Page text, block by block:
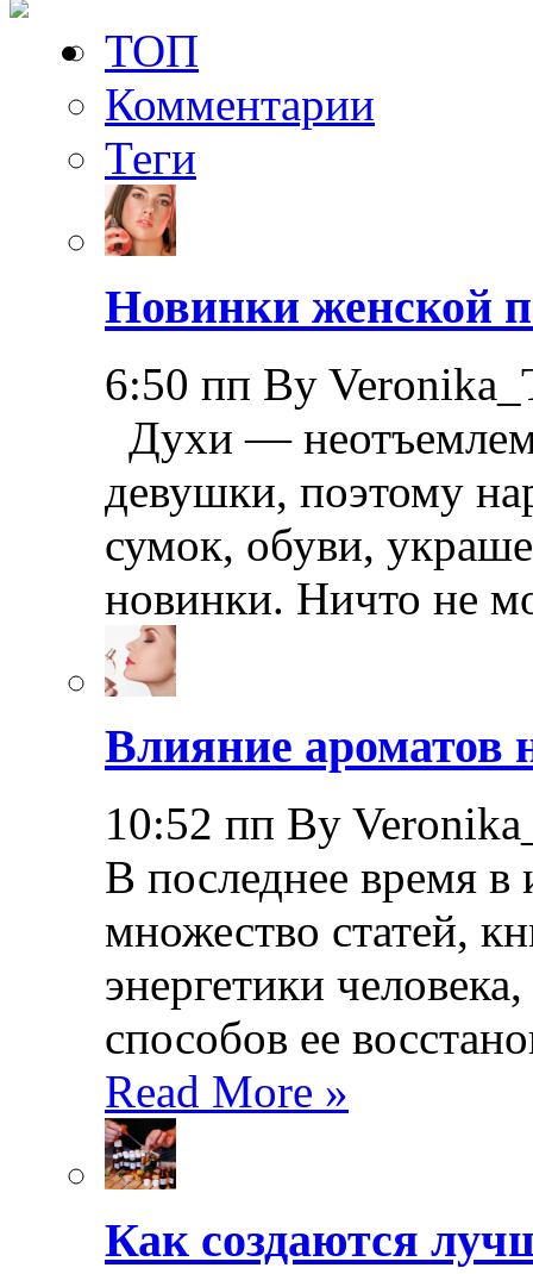
ТОП
Комментарии
Теги
Новинки женской
6:50 пп By
Духи —
девушки, поэтому
сумок, обуви,
новинки. Ничто не
Влияние ароматов
10:52 пп By
В последнее время
множество статей,
энергетики
способов ее
Read More »
Как создаются